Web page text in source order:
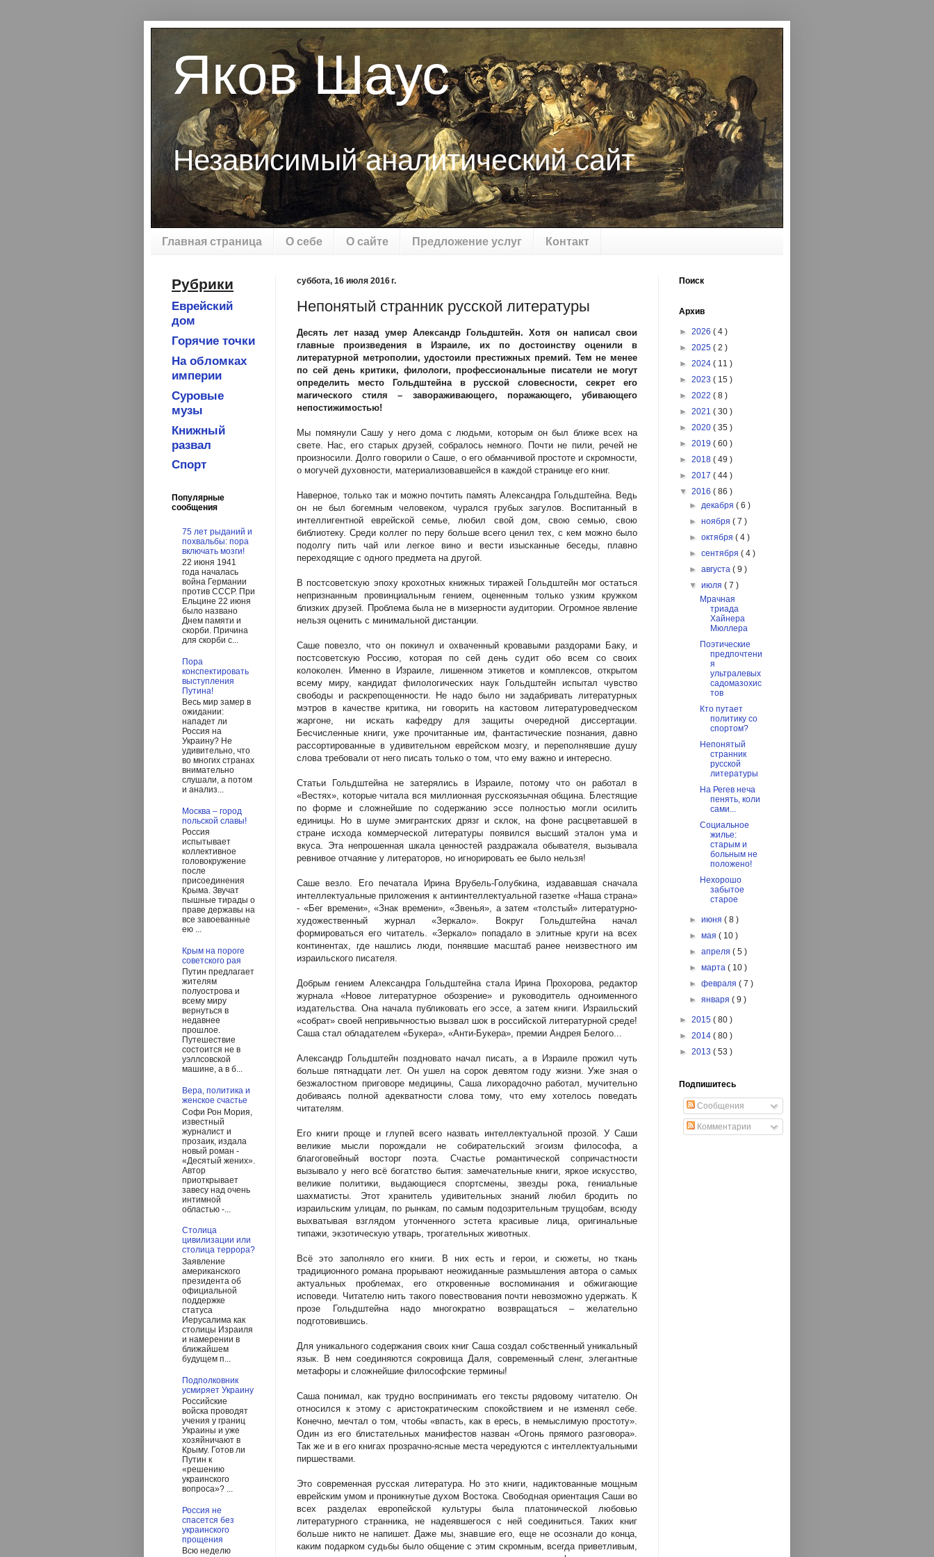
Яков Шаус
Независимый аналитический сайт
Главная страница О себе О сайте Предложение услуг Контакт
суббота, 16 июля 2016 г.
Непонятый странник русской литературы
Десять лет назад умер Александр Гольдштейн. Хотя он написал свои
главные произведения в Израиле, их по достоинству оценили в
литературной метрополии, удостоили престижных премий. Тем не менее
по сей день критики, филологи, профессиональные писатели не могут
определить место Гольдштейна в русской словесности, секрет его
магического стиля – завораживающего, поражающего, убивающего
непостижимостью!
Мы помянули Сашу у него дома с людьми, которым он был ближе всех на
свете. Нас, его старых друзей, собралось немного. Почти не пили, речей не
произносили. Долго говорили о Саше, о его обманчивой простоте и скромности,
о могучей духовности, материализовавшейся в каждой странице его книг.
Наверное, только так и можно почтить память Александра Гольдштейна. Ведь
он не был богемным человеком, чурался грубых загулов. Воспитанный в
интеллигентной еврейской семье, любил свой дом, свою семью, свою
библиотеку. Среди коллег по перу больше всего ценил тех, с кем можно было
подолгу пить чай или легкое вино и вести изысканные беседы, плавно
переходящие с одного предмета на другой.
В постсоветскую эпоху крохотных книжных тиражей Гольдштейн мог остаться
непризнанным провинциальным гением, оцененным только узким кружком
близких друзей. Проблема была не в мизерности аудитории. Огромное явление
нельзя оценить с минимальной дистанции.
Саше повезло, что он покинул и охваченный кровавыми раздорами Баку, и
постсоветскую Россию, которая по сей день судит обо всем со своих
колоколен. Именно в Израиле, лишенном этикетов и комплексов, открытом
всему миру, кандидат филологических наук Гольдштейн испытал чувство
свободы и раскрепощенности. Не надо было ни задабривать литературных
мэтров в качестве критика, ни говорить на кастовом литературоведческом
жаргоне, ни искать кафедру для защиты очередной диссертации.
Бесчисленные книги, уже прочитанные им, фантастические познания, давно
рассортированные в удивительном еврейском мозгу, и переполнявшие душу
слова требовали от него писать только о том, что ему важно и интересно.
Статьи Гольдштейна не затерялись в Израиле, потому что он работал в
«Вестях», которые читала вся миллионная русскоязычная община. Блестящие
по форме и сложнейшие по содержанию эссе полностью могли осилить
единицы. Но в шуме эмигрантских дрязг и склок, на фоне расцветавшей в
стране исхода коммерческой литературы появился высший эталон ума и
вкуса. Эта непрошенная шкала ценностей раздражала обывателя, вызывала
ревнивое отчаяние у литераторов, но игнорировать ее было нельзя!
Саше везло. Его печатала Ирина Врубель-Голубкина, издававшая сначала
интеллектуальные приложения к антиинтеллектуальной газетке «Наша страна»
- «Бег времени», «Знак времени», «Звенья», а затем «толстый» литературно-
художественный журнал «Зеркало». Вокруг Гольдштейна начал
формироваться его читатель. «Зеркало» попадало в элитные круги на всех
континентах, где нашлись люди, понявшие масштаб ранее неизвестного им
израильского писателя.
Добрым гением Александра Гольдштейна стала Ирина Прохорова, редактор
журнала «Новое литературное обозрение» и руководитель одноименного
издательства. Она начала публиковать его эссе, а затем книги. Израильский
«собрат» своей непривычностью вызвал шок в российской литературной среде!
Саша стал обладателем «Букера», «Анти-Букера», премии Андрея Белого...
Александр Гольдштейн поздновато начал писать, а в Израиле прожил чуть
больше пятнадцати лет. Он ушел на сорок девятом году жизни. Уже зная о
безжалостном приговоре медицины, Саша лихорадочно работал, мучительно
добиваясь полной адекватности слова тому, что ему хотелось поведать
читателям.
Его книги проще и глупей всего назвать интеллектуальной прозой. У Саши
великие мысли порождали не собирательский эгоизм философа, а
благоговейный восторг поэта. Счастье романтической сопричастности
вызывало у него всё богатство бытия: замечательные книги, яркое искусство,
великие политики, выдающиеся спортсмены, звезды рока, гениальные
шахматисты. Этот хранитель удивительных знаний любил бродить по
израильским улицам, по рынкам, по самым подозрительным трущобам, всюду
выхватывая взглядом утонченного эстета красивые лица, оригинальные
типажи, экзотическую утварь, трогательных животных.
Всё это заполняло его книги. В них есть и герои, и сюжеты, но ткань
традиционного романа прорывают неожиданные размышления автора о самых
актуальных проблемах, его откровенные воспоминания и обжигающие
исповеди. Читателю нить такого повествования почти невозможно удержать. К
прозе Гольдштейна надо многократно возвращаться – желательно
подготовившись.
Для уникального содержания своих книг Саша создал собственный уникальный
язык. В нем соединяются сокровища Даля, современный сленг, элегантные
метафоры и сложнейшие философские термины!
Саша понимал, как трудно воспринимать его тексты рядовому читателю. Он
относился к этому с аристократическим спокойствием и не изменял себе.
Конечно, мечтал о том, чтобы «впасть, как в ересь, в немыслимую простоту».
Один из его блистательных манифестов назван «Огонь прямого разговора».
Так же и в его книгах прозрачно-ясные места чередуются с интеллектуальными
пиршествами.
Это современная русская литература. Но это книги, надиктованные мощным
еврейским умом и проникнутые духом Востока. Свободная ориентация Саши во
всех разделах европейской культуры была платонической любовью
литературного странника, не надеявшегося с ней соединиться. Таких книг
больше никто не напишет. Даже мы, знавшие его, еще не осознали до конца,
каким подарком судьбы было общение с этим скромным, всегда приветливым,
Рубрики
Еврейский
дом
Горячие точки
На обломках
империи
Суровые
музы
Книжный
развал
Спорт
Популярные
сообщения
75 лет рыданий и
похвальбы: пора
включать мозги!
22 июня 1941
года началась
война Германии
против СССР. При
Ельцине 22 июня
было названо
Днем памяти и
скорби. Причина
для скорби с...
Пора
конспектировать
выступления
Путина!
Весь мир замер в
ожидании:
нападет ли
Россия на
Украину? Не
удивительно, что
во многих странах
внимательно
слушали, а потом
и анализ...
Москва – город
польской славы!
Россия
испытывает
коллективное
головокружение
после
присоединения
Крыма. Звучат
пышные тирады о
праве державы на
все завоеванные
ею ...
Крым на пороге
советского рая
Путин предлагает
жителям
полуострова и
всему миру
вернуться в
недавнее
прошлое.
Путешествие
состоится не в
уэллсовской
машине, а в б...
Вера, политика и
женское счастье
Софи Рон Мория,
известный
журналист и
прозаик, издала
новый роман -
«Десятый жених».
Автор
приоткрывает
завесу над очень
интимной
областью -...
Столица
цивилизации или
столица террора?
Заявление
американского
президента об
официальной
поддержке
статуса
Иерусалима как
столицы Израиля
и намерении в
ближайшем
будущем п...
Подполковник
усмиряет Украину
Российские
войска проводят
учения у границ
Украины и уже
хозяйничают в
Крыму. Готов ли
Путин к
«решению
украинского
вопроса»? ...
Россия не
спасется без
украинского
прощения
Всю неделю
Поиск
Архив
► 2026 ( 4 )
► 2025 ( 2 )
► 2024 ( 11 )
► 2023 ( 15 )
► 2022 ( 8 )
► 2021 ( 30 )
► 2020 ( 35 )
► 2019 ( 60 )
► 2018 ( 49 )
► 2017 ( 44 )
▼ 2016 ( 86 )
►декабря( 6 )
►ноября( 7 )
►октября( 4 )
►сентября( 4 )
►августа( 9 )
▼июля( 7 )
Мрачная
триада
Хайнера
Мюллера
Поэтические
предпочтени
я
ультралевых
садомазохис
тов
Кто путает
политику со
спортом?
Непонятый
странник
русской
литературы
На Регев неча
пенять, коли
сами...
Социальное
жилье:
старым и
больным не
положено!
Нехорошо
забытое
старое
►июня( 8 )
►мая( 10 )
►апреля( 5 )
►марта( 10 )
►февраля( 7 )
►января( 9 )
► 2015 ( 80 )
► 2014 ( 80 )
► 2013 ( 53 )
Подпишитесь
Сообщения
Комментарии